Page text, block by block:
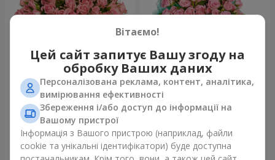
Квіти в коробці "Рожевий
оазис"
2 824 грн
Композиція "Балада про
маму"
2 249 грн
Вітаємо!
Цей сайт запитує Вашу згоду на
обробку Ваших даних
Персоналізована реклама, контент, аналітика,
вимірювання ефективності
Збереження і/або доступ до інформації на
Вашому пристрої
Інформація з Вашого пристрою (наприклад, файли
cookie та унікальні ідентифікатори) буде доступна